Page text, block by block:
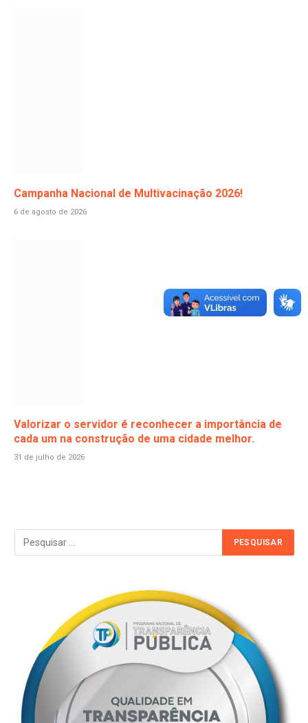
Campanha Nacional de Multivacinação 2026!
6 de agosto de 2026
Valorizar o servidor é reconhecer a importância de
cada um na construção de uma cidade melhor.
31 de julho de 2026